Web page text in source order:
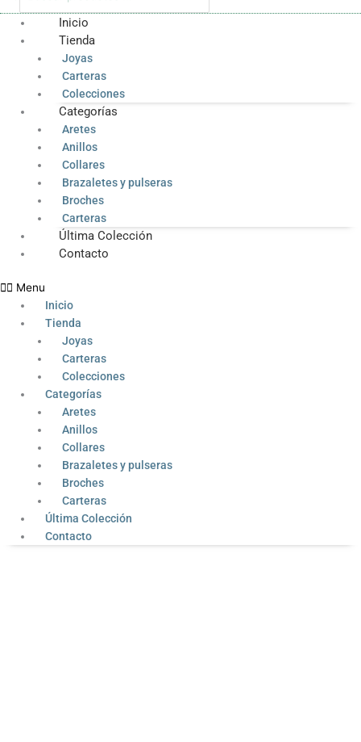
Inicio
Tienda
Joyas
Carteras
Colecciones
Categorías
Aretes
Anillos
Collares
Brazaletes y pulseras
Broches
Carteras
Última Colección
Contacto
Menu
Inicio
Tienda
Joyas
Carteras
Colecciones
Categorías
Aretes
Anillos
Collares
Brazaletes y pulseras
Broches
Carteras
Última Colección
Contacto